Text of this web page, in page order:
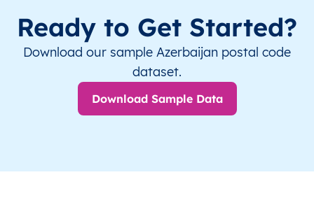
Ready to Get Started?
Download our sample Azerbaijan postal code
dataset.
Download Sample Data